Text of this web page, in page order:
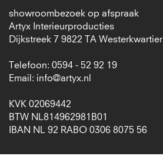
showroombezoek op afspraak
Artyx Interieurproducties
Dijkstreek 7 9822 TA Westerkwartier
Telefoon: 0594 - 52 92 19
Email: info@artyx.nl
KVK 02069442
BTW NL814962981B01
IBAN NL 92 RABO 0306 8075 56